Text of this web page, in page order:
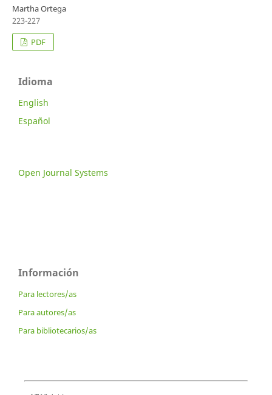
Martha Ortega
223-227
PDF
Idioma
English
Español
Open Journal Systems
Información
Para lectores/as
Para autores/as
Para bibliotecarios/as